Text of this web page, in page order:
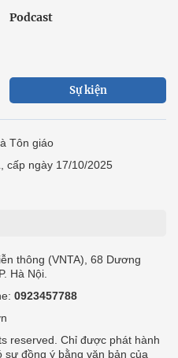
Podcast
Sự kiện
Tôn giáo
cấp ngày 17/10/2025
thông (VNTA), 68 Dương
Hà Nội.
0923457788
reserved. Chỉ được phát hành
sự đồng ý bằng văn bản của